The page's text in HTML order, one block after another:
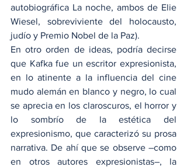
autobiográfica La noche, ambos de Elie
Wiesel, sobreviviente del holocausto,
judío y Premio Nobel de la Paz).
En otro orden de ideas, podría decirse
que Kafka fue un escritor expresionista,
en lo atinente a la influencia del cine
mudo alemán en blanco y negro, lo cual
se aprecia en los claroscuros, el horror y
lo sombrío de la estética del
expresionismo, que caracterizó su prosa
narrativa. De ahí que se observe –como
en otros autores expresionistas–, la